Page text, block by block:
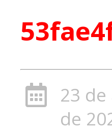
23
de